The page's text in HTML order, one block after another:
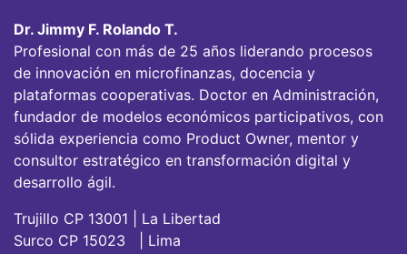
Dr. Jimmy F. Rolando T.
Profesional con más de 25 años liderando procesos
de innovación en microfinanzas, docencia y
plataformas cooperativas. Doctor en Administración,
fundador de modelos económicos participativos, con
sólida experiencia como Product Owner, mentor y
consultor estratégico en transformación digital y
desarrollo ágil.
Trujillo CP 13001 | La Libertad
Surco CP 15023 | Lima